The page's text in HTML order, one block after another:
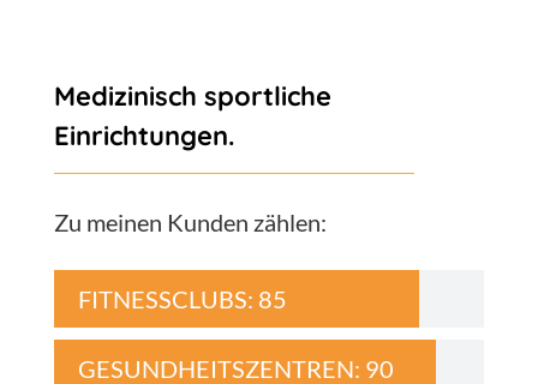
Medizinisch sportliche
Einrichtungen.
Zu meinen Kunden zählen:
FITNESSCLUBS: 85
GESUNDHEITSZENTREN: 90